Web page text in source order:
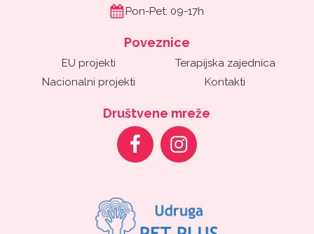
Pon-Pet: 09-17h
Poveznice
EU projekti
Nacionalni projekti
Terapijska zajednica
Kontakti
Društvene mreže